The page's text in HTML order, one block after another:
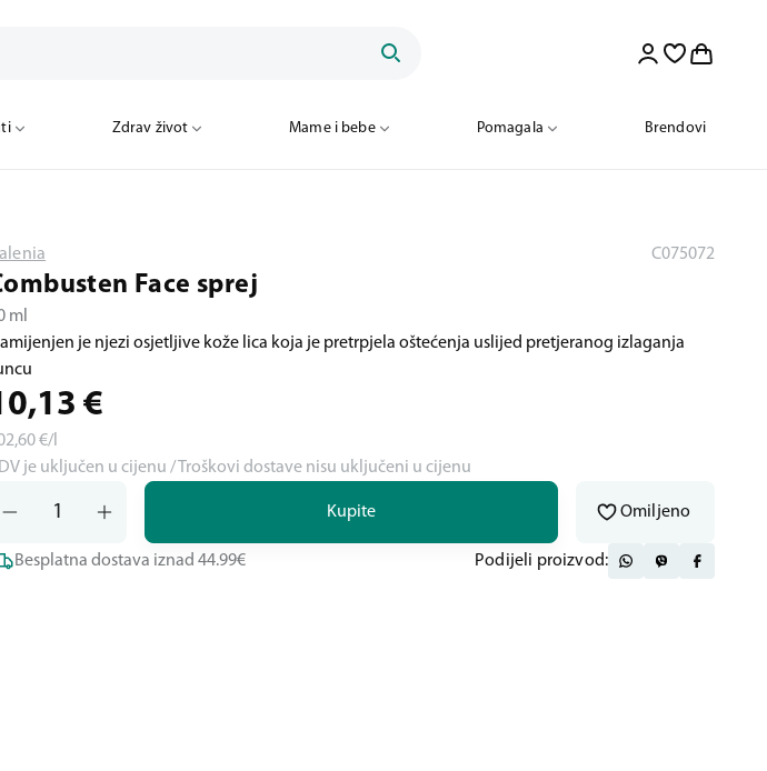
Zdrav život Mame i bebe Pomagala Brendovi
C075072
Face sprej
ml
je njezi osjetljive kože lica koja je pretrpjela oštećenja uslijed pretjeranog izlaganja
€
€/l
je uključen u cijenu / Troškovi dostave nisu uključeni u cijenu
Kupite Omiljeno
Besplatna dostava iznad 44.99€ Podijeli proizvod: